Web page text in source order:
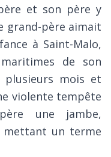
et son père y
grand-père aimait
à Saint-Malo,
de son
plusieurs mois et
violente tempête
une jambe,
mettant un terme